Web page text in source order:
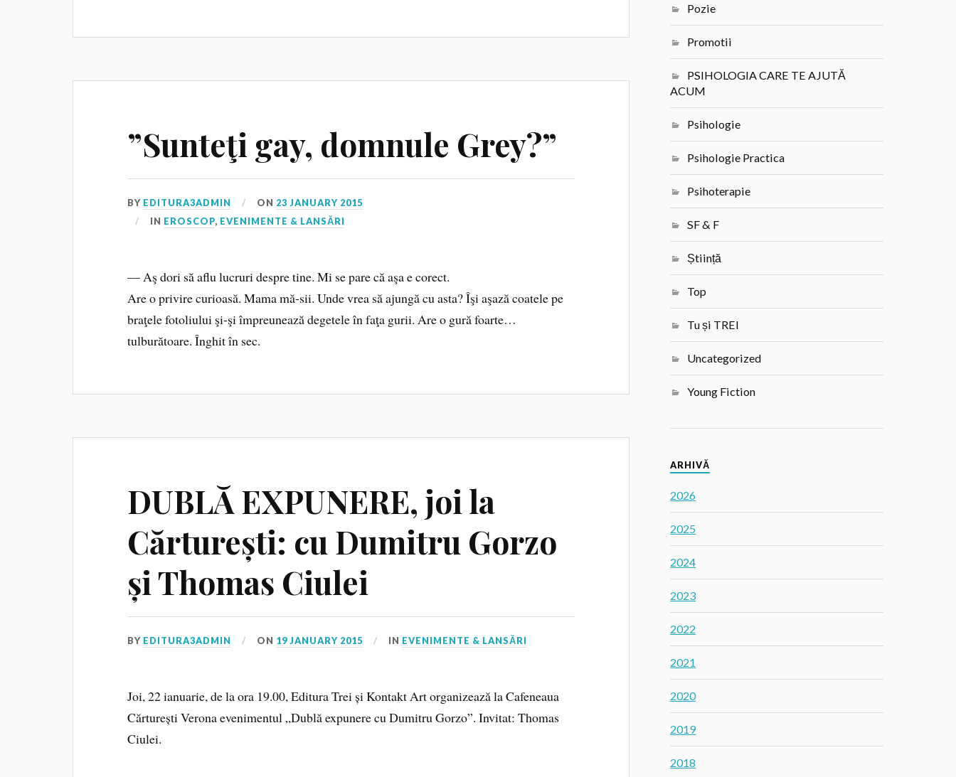
”Sunteţi gay, domnule Grey?”
BY EDITURA3ADMIN ON 23 JANUARY 2015
IN EROSCOP, EVENIMENTE & LANSĂRI
— Aş dori să aflu lucruri despre tine. Mi se pare că aşa e corect.
Are o privire curioasă. Mama mă-sii. Unde vrea să ajungă cu asta? Îşi aşază coatele pe
braţele fotoliului şi-şi împreunează degetele în faţa gurii. Are o gură foarte…
tulburătoare. Înghit în sec.
DUBLĂ EXPUNERE, joi la
Cărturești: cu Dumitru Gorzo
și Thomas Ciulei
BY EDITURA3ADMIN ON 19 JANUARY 2015 IN EVENIMENTE & LANSĂRI
Joi, 22 ianuarie, de la ora 19.00, Editura Trei și Kontakt Art organizează la Cafeneaua
Cărturești Verona evenimentul „Dublă expunere cu Dumitru Gorzo”. Invitat: Thomas
Ciulei.
Pozie
Promotii
PSIHOLOGIA CARE TE AJUTĂ
ACUM
Psihologie
Psihologie Practica
Psihoterapie
SF & F
Știință
Top
Tu și TREI
Uncategorized
Young Fiction
ARHIVĂ
2026
2025
2024
2023
2022
2021
2020
2019
2018